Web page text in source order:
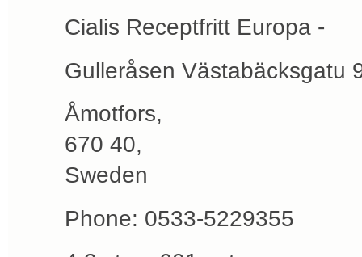
Cialis Receptfritt Europa -
Gulleråsen Västabäcksgatu
Åmotfors,
670 40,
Sweden
Phone: 0533-5229355